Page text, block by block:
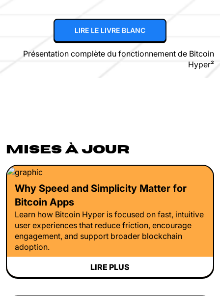
LIRE LE LIVRE BLANC
Présentation complète du fonctionnement de Bitcoin
Hyper²
MISES À JOUR
Why Speed and Simplicity Matter for
Bitcoin Apps
Learn how Bitcoin Hyper is focused on fast, intuitive
user experiences that reduce friction, encourage
engagement, and support broader blockchain
adoption.
LIRE PLUS